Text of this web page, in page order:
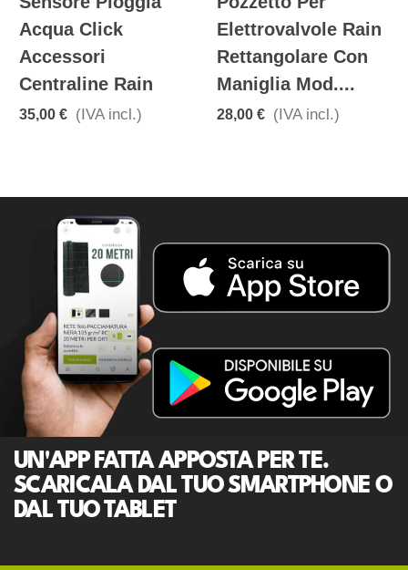
Acqua Click
Accessori
Centraline Rain
35,00 € (IVA incl.)
Elettrovalvole Rain
Rettangolare Con
Maniglia Mod....
28,00 € (IVA incl.)
UN'APP FATTA APPOSTA PER TE.
SCARICALA DAL TUO SMARTPHONE O
DAL TUO TABLET